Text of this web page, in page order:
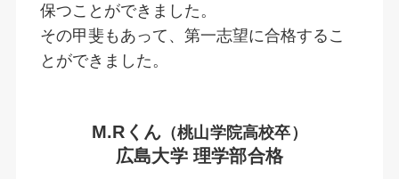
保つことができました。
その甲斐もあって、第一志望に合格するこ
とができました。
M.Rくん （桃山学院高校卒）
広島大学 理学部合格